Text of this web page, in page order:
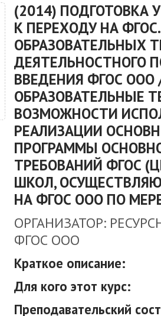
(2014) ПОДГОТОВКА
К ПЕРЕХОДУ НА
ОБРАЗОВАТЕЛЬНЫХ
ДЕЯТЕЛЬНОСТНОГО
ВВЕДЕНИЯ ФГОС
ОБРАЗОВАТЕЛЬНЫЕ
ВОЗМОЖНОСТИ
РЕАЛИЗАЦИИ
ПРОГРАММЫ
ТРЕБОВАНИЙ ФГОС
ШКОЛ,
НА ФГОС ООО ПО
ОРГАНИЗАТОР:
ФГОС ООО
Краткое описание:
Для кого этот курс:
Преподавательский